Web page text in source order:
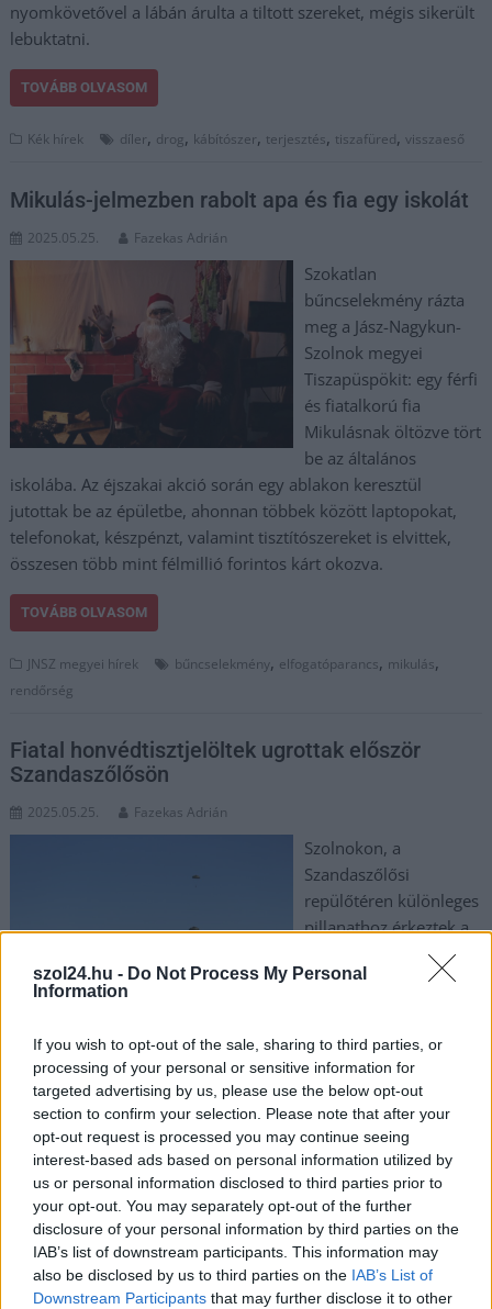
szol24.hu - Do Not Process My Personal
Information
If you wish to opt-out of the sale, sharing to third parties, or
processing of your personal or sensitive information for
targeted advertising by us, please use the below opt-out
section to confirm your selection. Please note that after your
opt-out request is processed you may continue seeing
interest-based ads based on personal information utilized by
us or personal information disclosed to third parties prior to
your opt-out. You may separately opt-out of the further
disclosure of your personal information by third parties on the
IAB’s list of downstream participants. This information may
also be disclosed by us to third parties on the IAB’s List of
Downstream Participants that may further disclose it to other
nyomkövetővel a lábán árulta a tiltott szereket, mégis sikerült
lebuktatni.
TOVÁBB OLVASOM
Kék hírek díler, drog, kábítószer, terjesztés, tiszafüred,visszaeső
Mikulás-jelmezben rabolt apa és fia egy iskolát
2025.05.25. Fazekas Adrián
Szokatlan
bűncselekmény rázta
meg a Jász-Nagykun-
Szolnok megyei
Tiszapüspökit: egy férfi
és fiatalkorú fia
Mikulásnak öltözve tört
be az általános
iskolába. Az éjszakai akció során egy ablakon keresztül
jutottak be az épületbe, ahonnan többek között laptopokat,
telefonokat, készpénzt, valamint tisztítószereket is elvittek,
összesen több mint félmillió forintos kárt okozva.
TOVÁBB OLVASOM
JNSZ megyei hírek bűncselekmény, elfogatóparancs, mikulás,
rendőrség
Fiatal honvédtisztjelöltek ugrottak először
Szandaszőlősön
2025.05.25. Fazekas Adrián
Szolnokon, a
Szandaszőlősi
repülőtéren különleges
pillanathoz érkeztek a
katonai pályájuk elején
járó fiatalok: a
harmadéves felderítők első ejtőernyős ugrásukat hajtották
végre sikeresen.
TOVÁBB OLVASOM
JNSZ megyei hírek ludovika,pilótajelölt,szandaszőlős ,Szolnok
ugrás